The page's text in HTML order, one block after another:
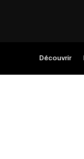
Découvrir